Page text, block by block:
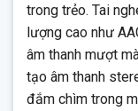
trong trẻo. Tai
lượng cao như
âm thanh mượt
tạo âm thanh
đắm chìm trong